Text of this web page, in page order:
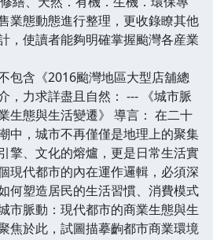
業態動態進行整理，更收錄瞭其他
，使讀者能夠明確掌握颱灣各産業
包含《2016颱灣地區大型店舖總
，力求詳盡且自然： --- 《城市脈
生態與生活變遷》 導言： 在二十
中，城市不再僅僅是地理上的聚集
擎、文化的熔爐，更是日常生活實
現代都市的內在運作邏輯，必須深
何塑造居民的生活習慣、消費模式
市脈動：現代都市的商業生態與生
焦於此，試圖描摹齣都市商業環境